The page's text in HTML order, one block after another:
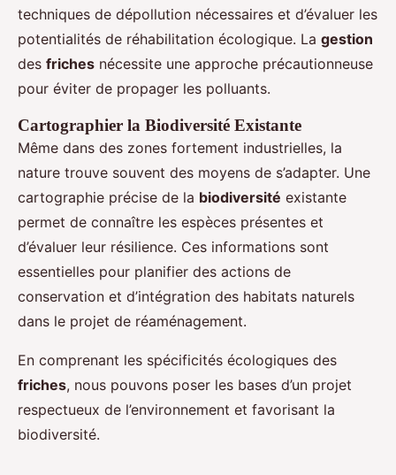
techniques de dépollution nécessaires et d’évaluer les
potentialités de réhabilitation écologique. La gestion
des friches nécessite une approche précautionneuse
pour éviter de propager les polluants.
Cartographier la Biodiversité Existante
Même dans des zones fortement industrielles, la
nature trouve souvent des moyens de s’adapter. Une
cartographie précise de la biodiversité existante
permet de connaître les espèces présentes et
d’évaluer leur résilience. Ces informations sont
essentielles pour planifier des actions de
conservation et d’intégration des habitats naturels
dans le projet de réaménagement.
En comprenant les spécificités écologiques des
friches, nous pouvons poser les bases d’un projet
respectueux de l’environnement et favorisant la
biodiversité.